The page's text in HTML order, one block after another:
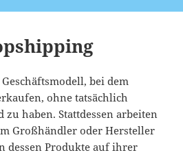
bei dem
ohne tatsächlich
zu haben. Stattdessen arbeiten
Großhändler oder Hersteller
dessen Produkte auf ihrer